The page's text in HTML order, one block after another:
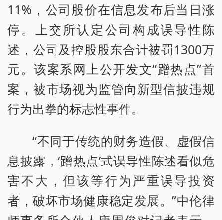
11%，公司股价在信息发布后当日涨
停。上交所认定公司构成误导性陈
述，公司及控股股东合计被罚1300万
元。该案系网上公开发文“蹭热点”首
案，被市场视为监管向新型信披违规
行为出拳的标志性事件。
“不同于传统的财务造假、虚假信
息披露，‘蹭热点’式误导性陈述看似危
害不大，但该等行为严重误导投资
者，破坏市场健康稳定发展。”中伦律